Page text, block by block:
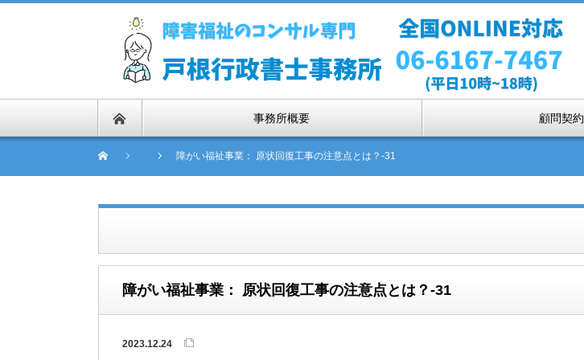
事務所概要 顧問契約
障がい福祉事業： 原状回復工事の注意点とは？-31
障がい福祉事業： 原状回復工事の注意点とは？-31
2023.12.24